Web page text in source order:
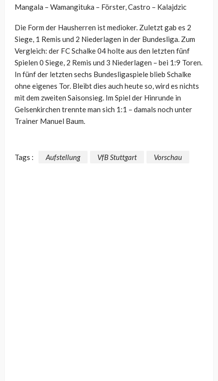
Mangala – Wamangituka – Förster, Castro – Kalajdzic
Die Form der Hausherren ist medioker. Zuletzt gab es 2
Siege, 1 Remis und 2 Niederlagen in der Bundesliga. Zum
Vergleich: der FC Schalke 04 holte aus den letzten fünf
Spielen 0 Siege, 2 Remis und 3 Niederlagen – bei 1:9 Toren.
In fünf der letzten sechs Bundesligaspiele blieb Schalke
ohne eigenes Tor. Bleibt dies auch heute so, wird es nichts
mit dem zweiten Saisonsieg. Im Spiel der Hinrunde in
Gelsenkirchen trennte man sich 1:1 – damals noch unter
Trainer Manuel Baum.
Tags : Aufstellung VfB Stuttgart Vorschau